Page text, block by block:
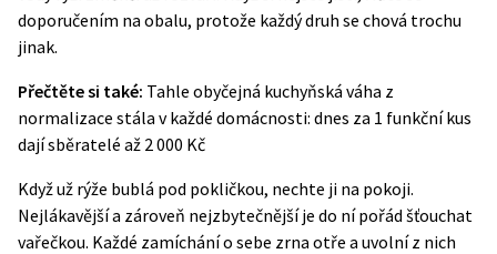
doporučením na obalu, protože každý druh se chová trochu
jinak.
Přečtěte si také: Tahle obyčejná kuchyňská váha z
normalizace stála v každé domácnosti: dnes za 1 funkční kus
dají sběratelé až 2 000 Kč
Když už rýže bublá pod pokličkou, nechte ji na pokoji.
Nejlákavější a zároveň nejzbytečnější je do ní pořád šťouchat
vařečkou. Každé zamíchání o sebe zrna otře a uvolní z nich